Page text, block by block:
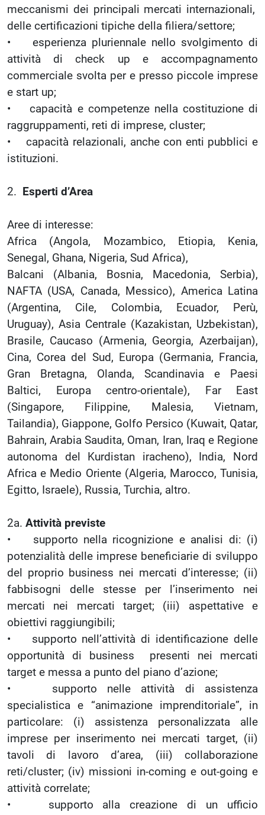
meccanismi dei principali mercati internazionali,
delle certificazioni tipiche della filiera/settore;
• esperienza pluriennale nello svolgimento di
attività di check up e accompagnamento
commerciale svolta per e presso piccole imprese
e start up;
• capacità e competenze nella costituzione di
raggruppamenti, reti di imprese, cluster;
• capacità relazionali, anche con enti pubblici e
istituzioni.
2. Esperti d’Area
Aree di interesse:
Africa (Angola, Mozambico, Etiopia, Kenia,
Senegal, Ghana, Nigeria, Sud Africa),
Balcani (Albania, Bosnia, Macedonia, Serbia),
NAFTA (USA, Canada, Messico), America Latina
(Argentina, Cile, Colombia, Ecuador, Perù,
Uruguay), Asia Centrale (Kazakistan, Uzbekistan),
Brasile, Caucaso (Armenia, Georgia, Azerbaijan),
Cina, Corea del Sud, Europa (Germania, Francia,
Gran Bretagna, Olanda, Scandinavia e Paesi
Baltici, Europa centro-orientale), Far East
(Singapore, Filippine, Malesia, Vietnam,
Tailandia), Giappone, Golfo Persico (Kuwait, Qatar,
Bahrain, Arabia Saudita, Oman, Iran, Iraq e Regione
autonoma del Kurdistan iracheno), India, Nord
Africa e Medio Oriente (Algeria, Marocco, Tunisia,
Egitto, Israele), Russia, Turchia, altro.
2a. Attività previste
• supporto nella ricognizione e analisi di: (i)
potenzialità delle imprese beneficiarie di sviluppo
del proprio business nei mercati d’interesse; (ii)
fabbisogni delle stesse per l’inserimento nei
mercati nei mercati target; (iii) aspettative e
obiettivi raggiungibili;
• supporto nell’attività di identificazione delle
opportunità di business presenti nei mercati
target e messa a punto del piano d’azione;
• supporto nelle attività di assistenza
specialistica e “animazione imprenditoriale”, in
particolare: (i) assistenza personalizzata alle
imprese per inserimento nei mercati target, (ii)
tavoli di lavoro d’area, (iii) collaborazione
reti/cluster; (iv) missioni in-coming e out-going e
attività correlate;
• supporto alla creazione di un ufficio